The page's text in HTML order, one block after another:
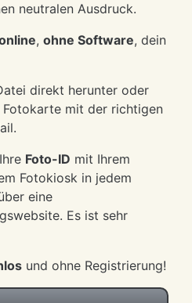
neutralen Ausdruck.
,ohne Software, dein
direkt herunter oder
Fotokarte mit der richtigen
Foto-ID mit Ihrem
Fotokiosk in jedem
eine
Es ist sehr
und ohne Registrierung!